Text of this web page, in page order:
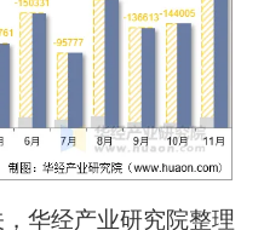
华经产业研究院整理